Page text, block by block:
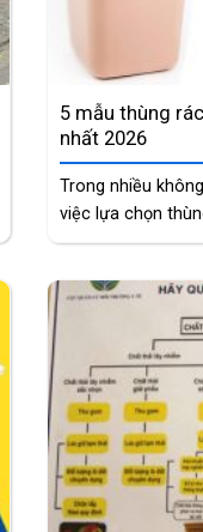
5 mẫu thùng
nhất 2026
Trong nhiều
việc lựa chọn